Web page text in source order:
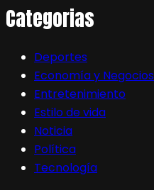
Categorias
Deportes
Economía y Negocios
Entretenimiento
Estilo de vida
Noticia
Política
Tecnología